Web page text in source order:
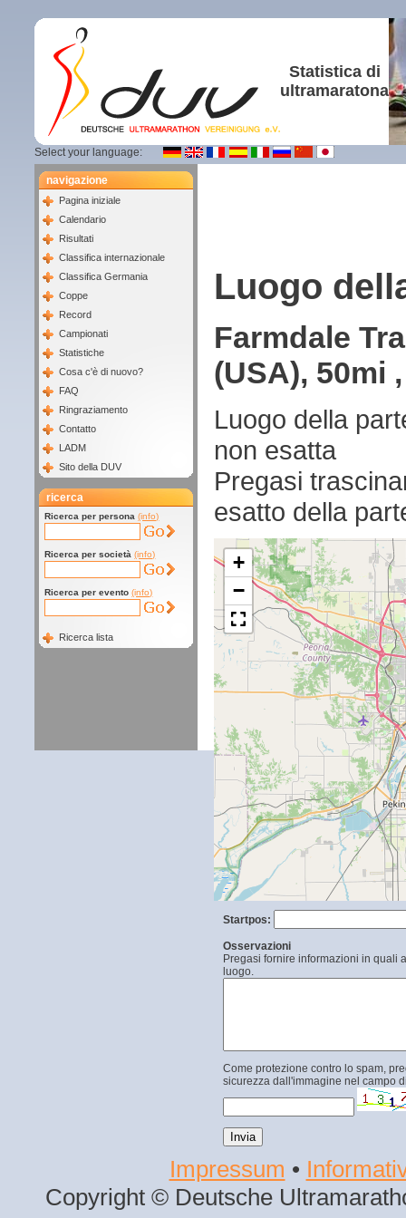
Statistica di
ultramaratona
Select your language:
navigazione
Pagina iniziale
Calendario
Risultati
Classifica internazionale
Classifica Germania
Coppe
Record
Campionati
Statistiche
Cosa c'è di nuovo?
FAQ
Ringraziamento
Contatto
LADM
Sito della DUV
ricerca
Ricerca per persona (info)
Ricerca per società (info)
Ricerca per evento (info)
Ricerca lista
Luogo
Farmdale
(USA), 50mi
Luogo della
non esatta
Pregasi
esatto della
+
−
Startpos:
Osservazioni
Pregasi fornire informazioni in quali
luogo.
Come protezione contro lo spam,
sicurezza dall'immagine nel campo
Impressum •
Copyright © Deutsche